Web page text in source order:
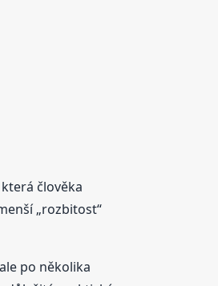
člověka
„rozbitost“
po několika